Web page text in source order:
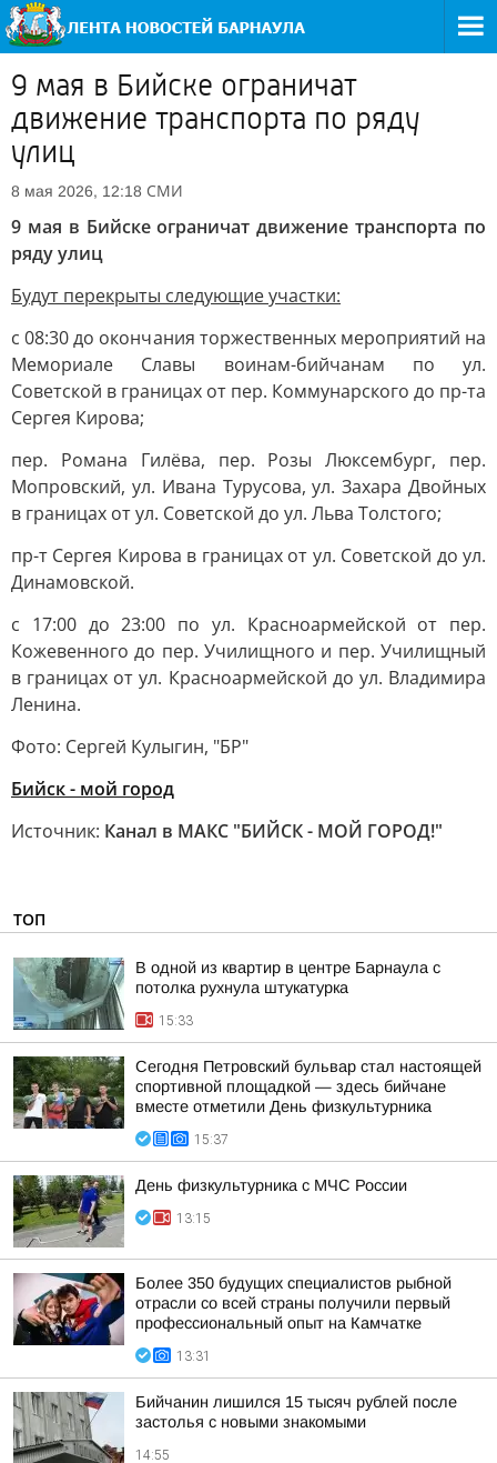
9 мая в Бийске ограничат
движение транспорта по ряду
улиц
8 мая 2026, 12:18 СМИ
9 мая в Бийске ограничат движение транспорта по
ряду улиц
Будут перекрыты следующие участки:
с 08:30 до окончания торжественных мероприятий на
Мемориале Славы воинам-бийчанам по ул.
Советской в границах от пер. Коммунарского до пр-та
Сергея Кирова;
пер. Романа Гилёва, пер. Розы Люксембург, пер.
Мопровский, ул. Ивана Турусова, ул. Захара Двойных
в границах от ул. Советской до ул. Льва Толстого;
пр-т Сергея Кирова в границах от ул. Советской до ул.
Динамовской.
с 17:00 до 23:00 по ул. Красноармейской от пер.
Кожевенного до пер. Училищного и пер. Училищный
в границах от ул. Красноармейской до ул. Владимира
Ленина.
Фото: Сергей Кулыгин, "БР"
Бийск - мой город
Источник: Канал в МАКС "БИЙСК - МОЙ ГОРОД!"
ТОП
В одной из квартир в центре Барнаула с
потолка рухнула штукатурка
15:33
Сегодня Петровский бульвар стал настоящей
спортивной площадкой — здесь бийчане
вместе отметили День физкультурника
15:37
День физкультурника с МЧС России
13:15
Более 350 будущих специалистов рыбной
отрасли со всей страны получили первый
профессиональный опыт на Камчатке
13:31
Бийчанин лишился 15 тысяч рублей после
застолья с новыми знакомыми
14:55